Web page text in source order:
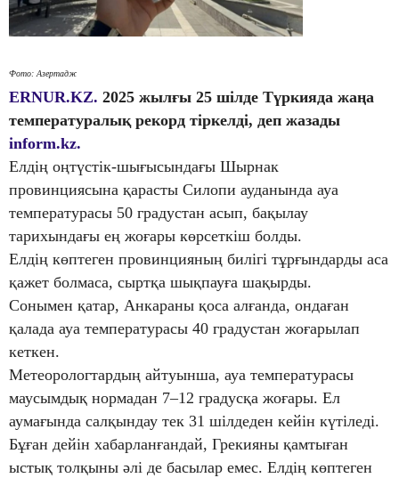
Фото: Азертадж
ERNUR.KZ. 2025 жылғы 25 шілде Түркияда жаңа
температуралық рекорд тіркелді, деп жазады
inform.kz.
Елдің оңтүстік-шығысындағы Шырнак
провинциясына қарасты Силопи ауданында ауа
температурасы 50 градустан асып, бақылау
тарихындағы ең жоғары көрсеткіш болды.
Елдің көптеген провинцияның билігі тұрғындарды аса
қажет болмаса, сыртқа шықпауға шақырды.
Сонымен қатар, Анкараны қоса алғанда, ондаған
қалада ауа температурасы 40 градустан жоғарылап
кеткен.
Метеорологтардың айтуынша, ауа температурасы
маусымдық нормадан 7–12 градусқа жоғары. Ел
аумағында салқындау тек 31 шілдеден кейін күтіледі.
Бұған дейін хабарланғандай, Грекияны қамтыған
ыстық толқыны әлі де басылар емес. Елдің көптеген